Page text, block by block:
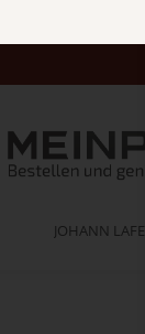
JOHANN LAFER